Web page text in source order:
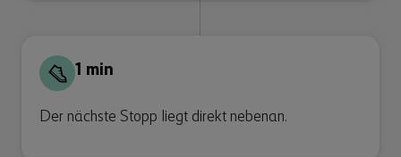
1 min
Der nächste Stopp liegt direkt nebenan.